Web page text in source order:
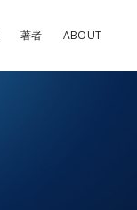
著者 ABOUT